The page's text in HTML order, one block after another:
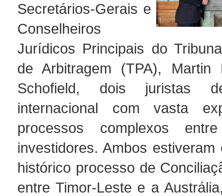
Secretários-Gerais e
Conselheiros
Jurídicos Principais do
de Arbitragem (TPA),
Schofield, dois juristas
internacional com vasta
processos complexos
investidores. Ambos estiveram
histórico processo de
entre Timor-Leste e a